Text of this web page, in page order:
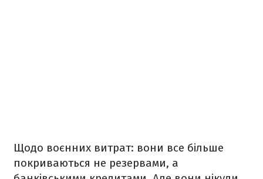
Щодо воєнних витрат: вони все більше
покриваються не резервами, а